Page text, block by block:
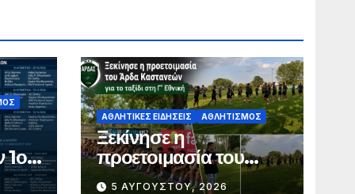
1ο
–
ΑΘΛΗΤΙΚΈΣ ΕΙΔΉΣΕΙΣ ΑΘΛΗΤΙΣΜΌΣ
Ξεκίνησε η
προετοιμασία του
Άρδα Καστανεών για
5 ΑΥΓΟΎΣΤΟΥ, 2026